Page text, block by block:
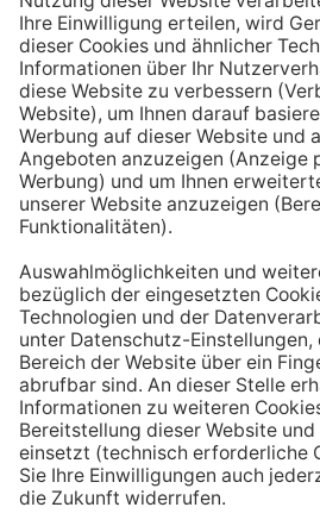
Aufstehen ein großes Glas
zum Beispiel eine Flasche
Bett, damit du dieses kleine
durchführen kannst.
Tipp #3: Vor und während
ein Glas Wasser trinken
Dadurch verknüpfst du das
einer Mahlzeit trinken, unterstützt
Produktion von
das Trinken während des Essens
Tipp #4: Peppe dein
Wenn dir der Geschmack von
nicht reichen sollte, dann kannst
einfachen Mitteln verfeinern.